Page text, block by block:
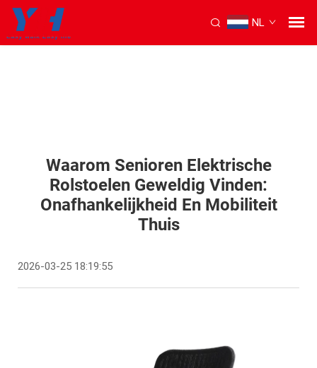
NL
Waarom Senioren Elektrische
Rolstoelen Geweldig Vinden:
Onafhankelijkheid En Mobiliteit
Thuis
2026-03-25 18:19:55